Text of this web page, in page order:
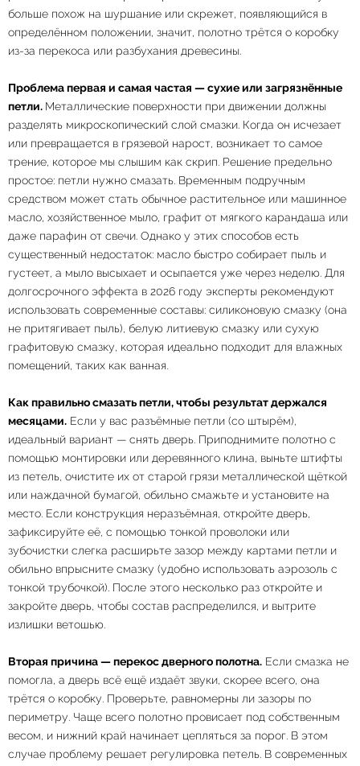
больше похож на шуршание или скрежет, появляющийся в
определённом положении, значит, полотно трётся о коробку
из-за перекоса или разбухания древесины.
Проблема первая и самая частая — сухие или загрязнённые
петли. Металлические поверхности при движении должны
разделять микроскопический слой смазки. Когда он исчезает
или превращается в грязевой нарост, возникает то самое
трение, которое мы слышим как скрип. Решение предельно
простое: петли нужно смазать. Временным подручным
средством может стать обычное растительное или машинное
масло, хозяйственное мыло, графит от мягкого карандаша или
даже парафин от свечи. Однако у этих способов есть
существенный недостаток: масло быстро собирает пыль и
густеет, а мыло высыхает и осыпается уже через неделю. Для
долгосрочного эффекта в 2026 году эксперты рекомендуют
использовать современные составы: силиконовую смазку (она
не притягивает пыль), белую литиевую смазку или сухую
графитовую смазку, которая идеально подходит для влажных
помещений, таких как ванная.
Как правильно смазать петли, чтобы результат держался
месяцами. Если у вас разъёмные петли (со штырём),
идеальный вариант — снять дверь. Приподнимите полотно с
помощью монтировки или деревянного клина, выньте штифты
из петель, очистите их от старой грязи металлической щёткой
или наждачной бумагой, обильно смажьте и установите на
место. Если конструкция неразъёмная, откройте дверь,
зафиксируйте её, с помощью тонкой проволоки или
зубочистки слегка расширьте зазор между картами петли и
обильно впрысните смазку (удобно использовать аэрозоль с
тонкой трубочкой). После этого несколько раз откройте и
закройте дверь, чтобы состав распределился, и вытрите
излишки ветошью.
Вторая причина — перекос дверного полотна. Если смазка не
помогла, а дверь всё ещё издаёт звуки, скорее всего, она
трётся о коробку. Проверьте, равномерны ли зазоры по
периметру. Чаще всего полотно провисает под собственным
весом, и нижний край начинает цепляться за порог. В этом
случае проблему решает регулировка петель. В современных